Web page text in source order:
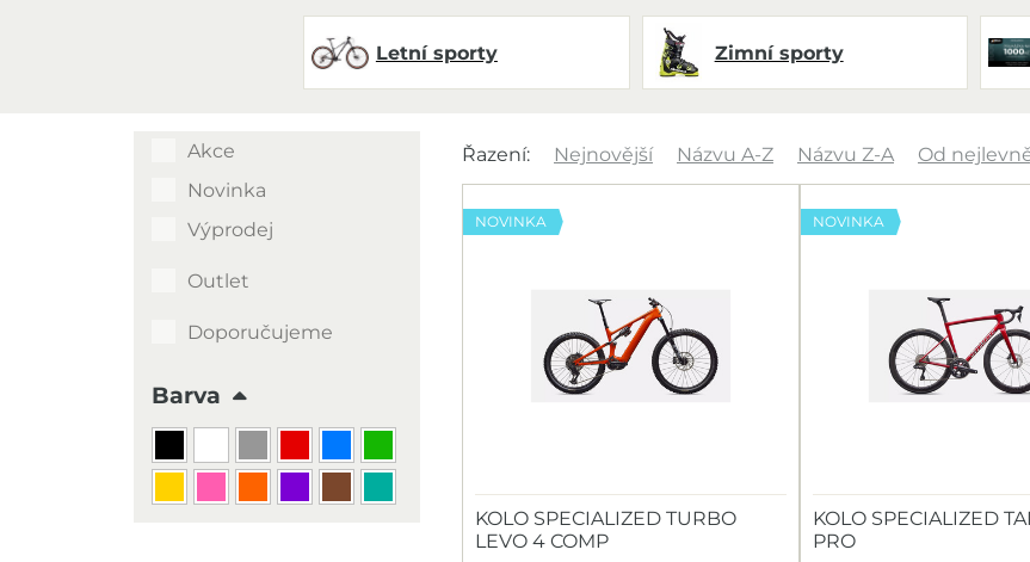
Letní sporty Zimní sporty
Akce
Novinka
Výprodej
Outlet
Doporučujeme
Barva
Řazení: Nejnovější Názvu A-Z Názvu Z-A Od
NOVINKA
KOLO SPECIALIZED TURBO
LEVO 4 COMP
NOVINKA
KOLO SPECIALIZED
PRO